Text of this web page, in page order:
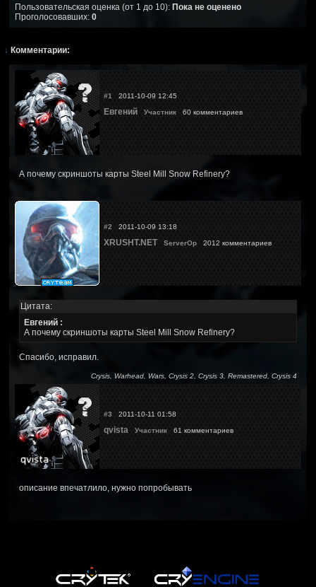
Пользовательская оценка (от 1 до 10): Пока не оценено
Проголосовавших: 0
↓ Комментарии:
#1 2011-10-09 12:45
Евгений Участник 60 комментариев
А почему скриншоты карты Steel Mill Snow Refinery?
#2 2011-10-09 13:18
XRUSHT.NET ServerOp 2012 комментариев
Цитата:
Евгений :
А почему скриншоты карты Steel Mill Snow Refinery?
Спасибо, исправил.
Crysis, Warhead, Wars, Crysis 2, Crysis 3, Remastered, Crysis 4
#3 2011-10-11 01:58
qvista Участник 61 комментариев
описание впечатлило, нужно попробывать